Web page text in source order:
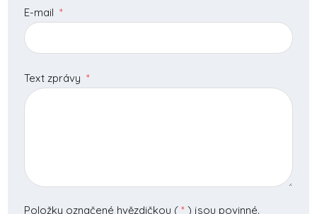
E-mail *
Text zprávy *
Položky označené hvězdičkou ( * ) jsou povinné.